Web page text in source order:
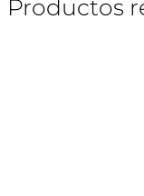
Productos